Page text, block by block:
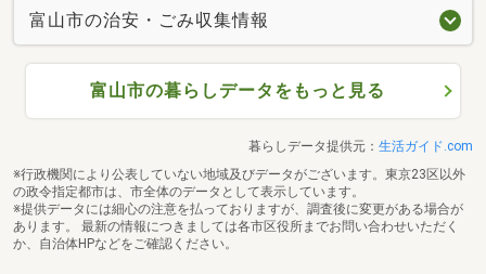
富山市の治安・ごみ収集情報
富山市の暮らしデータをもっと見る
暮らしデータ提供元： 生活ガイド.com
※行政機関により公表していない地域及びデータがございます。東京23区以外
の政令指定都市は、市全体のデータとして表示しています。
※提供データには細心の注意を払っておりますが、調査後に変更がある場合が
あります。 最新の情報につきましては各市区役所までお問い合わせいただく
か、自治体HPなどをご確認ください。